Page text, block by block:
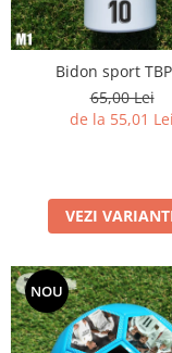
Bidon sport
65,00 Lei
de la 55,01 Lei
VEZI
NOU